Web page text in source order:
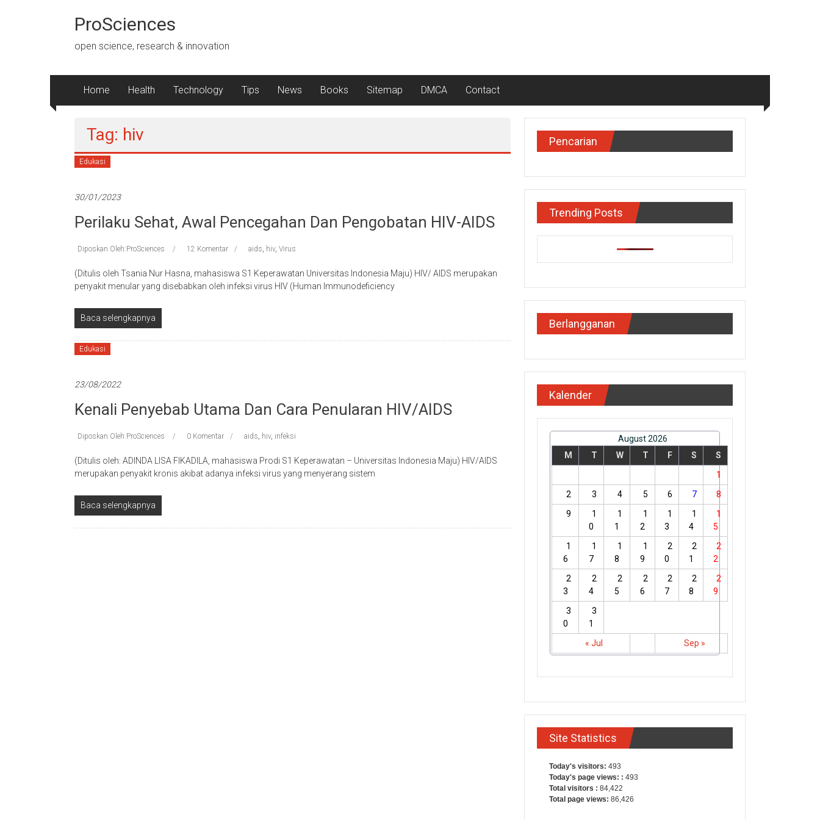
kontenProSciences
open science, research & innovation
Home Health Technology Tips News Books Sitemap DMCA Contact
Tag: hiv
Edukasi
30/01/2023
Perilaku Sehat, Awal Pencegahan Dan Pengobatan HIV-AIDS
Diposkan Oleh:ProSciences 12 Komentar aids, hiv, Virus
(Ditulis oleh Tsania Nur Hasna, mahasiswa S1 Keperawatan Universitas Indonesia Maju) HIV/ AIDS merupakan
penyakit menular yang disebabkan oleh infeksi virus HIV (Human Immunodeficiency
Baca selengkapnya
Edukasi
23/08/2022
Kenali Penyebab Utama Dan Cara Penularan HIV/AIDS
Diposkan Oleh:ProSciences 0 Komentar aids, hiv, infeksi
(Ditulis oleh: ADINDA LISA FIKADILA, mahasiswa Prodi S1 Keperawatan – Universitas Indonesia Maju) HIV/AIDS
merupakan penyakit kronis akibat adanya infeksi virus yang menyerang sistem
Baca selengkapnya
Pencarian
Trending Posts
Berlangganan
Kalender
August 2026
M
T W T F S S
« Jul Sep »
1
2
3 4 5 6 7
8
9
1
0
1
1
1
2
1
3
1
4
1
5
1
6
1
7
1
8
1
9
2
0
2
1
2
2
2
3
2
4
2
5
2
6
2
7
2
8
2
9
3
0
3
1
Site Statistics
Today's visitors: 493
Today's page views: : 493
Total visitors : 84,422
Total page views: 86,426